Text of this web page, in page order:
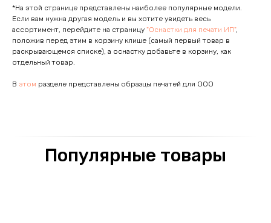
*На этой странице представлены наиболее популярные модели.
Если вам нужна другая модель и вы хотите увидеть весь
ассортимент, перейдите на страницу "Оснастки для печати ИП",
положив перед этим в корзину клише (самый первый товар в
раскрывающемся списке), а оснастку добавьте в корзину, как
отдельный товар.
В этом разделе представлены образцы печатей для ООО
Популярные товары